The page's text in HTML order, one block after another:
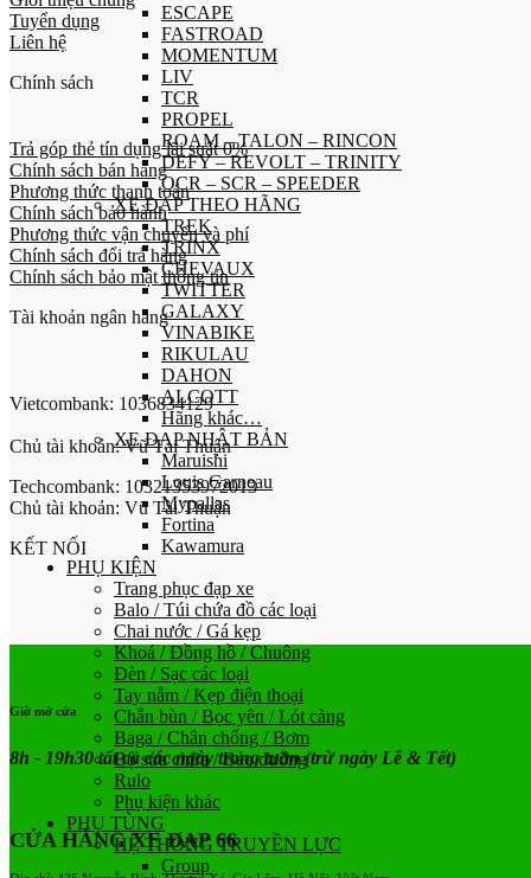
ESCAPE
FASTROAD
MOMENTUM
LIV
TCR
PROPEL
ROAM – TALON – RINCON
DEFY – REVOLT – TRINITY
OCR – SCR – SPEEDER
XE ĐẠP THEO HÃNG
TREK
TRINX
CHEVAUX
TWITTER
GALAXY
VINABIKE
RIKULAU
DAHON
ALCOTT
Hãng khác…
XE ĐẠP NHẬT BẢN
Maruishi
Louis Garneau
Mypallas
Fortina
Kawamura
PHỤ KIỆN
Trang phục đạp xe
Balo / Túi chứa đồ các loại
Chai nước / Gá kẹp
Khoá / Đồng hồ / Chuông
Đèn / Sạc các loại
Tay nắm / Kẹp điện thoại
Chắn bùn / Bọc yên / Lót càng
Baga / Chân chống / Bơm
Bộ sửa chữa / Bảo dưỡng
Rulo
Phụ kiện khác
PHỤ TÙNG
HỆ THỐNG TRUYỀN LỰC
Group
Tuyển dụng
Liên hệ
Chính sách
Trả góp thẻ tín dụng lãi suất 0%
Chính sách bán hàng
Phương thức thanh toán
Chính sách bảo hành
Phương thức vận chuyển và phí
Chính sách đổi trả hàng
Chính sách bảo mật thông tin
Tài khoản ngân hàng
Vietcombank: 1036834129
Chủ tài khoản: Vũ Tài Thuận
Techcombank: 10321353972013
Chủ tài khoản: Vũ Tài Thuận
KẾT NỐI
Giờ mở cửa
8h - 19h30 tất cả các ngày trong tuần(trừ ngày Lễ & Tết)
CỬA HÀNG XE ĐẠP 66